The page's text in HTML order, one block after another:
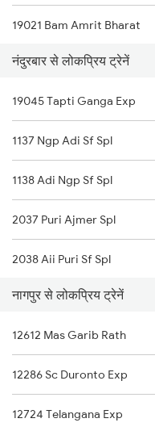
Nagpur to Alipurduar Trains
19021 Bam Amrit Bharat
20804 Gimb Vskp Sf Ex
22738 Hsr Sc Sf Exp
13426 St Maldatown Ex
20626 Bgkt Mas Sf Exp
नंदुरबार से लोकप्रिय ट्रेनें
19045 Tapti Ganga Exp
1137 Ngp Adi Sf Spl
1138 Adi Ngp Sf Spl
2037 Puri Ajmer Spl
2038 Aii Puri Sf Spl
2655 Adi Mas Special
2656 Mas Adi Express
2789 Sc Hsr Spl
2790 Hsr Sc Spl
नागपुर से लोकप्रिय ट्रेनें
12612 Mas Garib Rath
12286 Sc Duronto Exp
12724 Telangana Exp